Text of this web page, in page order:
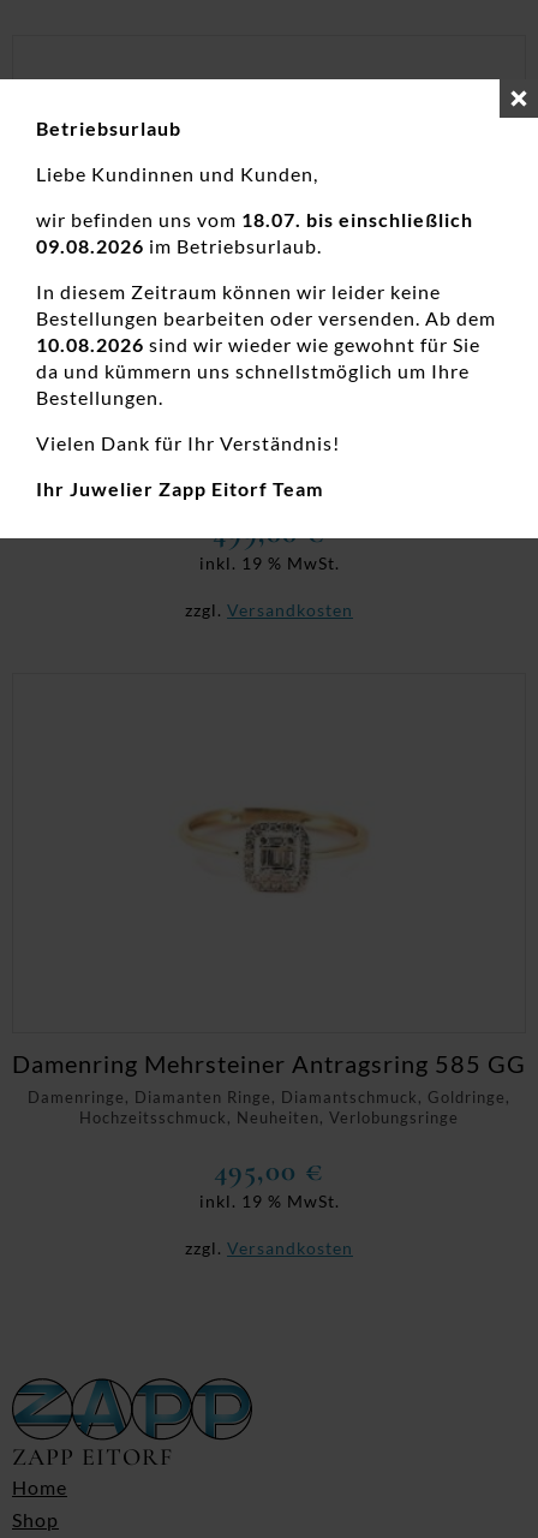
Hochzeitsschmuck, Neuheiten, Verlobungsringe
499,00€
inkl. 19 % MwSt.
zzgl. Versandkosten
Damenringe, Diamanten Ringe, Diamantschmuck, Goldringe,
Hochzeitsschmuck, Neuheiten, Verlobungsringe
Damenring Mehrsteiner Antragsring 585 GG
495,00 €
inkl. 19 % MwSt.
zzgl. Versandkosten
ZAPP EITORF
Home
Shop
Betriebsurlaub
Liebe Kundinnen und Kunden,
wir befinden uns vom 18.07. bis einschließlich
09.08.2026 im Betriebsurlaub.
In diesem Zeitraum können wir leider keine
Bestellungen bearbeiten oder versenden. Ab dem
10.08.2026 sind wir wieder wie gewohnt für Sie
da und kümmern uns schnellstmöglich um Ihre
Bestellungen.
Vielen Dank für Ihr Verständnis!
Ihr Juwelier Zapp Eitorf Team